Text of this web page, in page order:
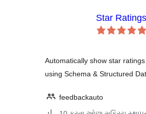
Star Ratings
Automatically show star
using Schema & Structured
feedbackauto